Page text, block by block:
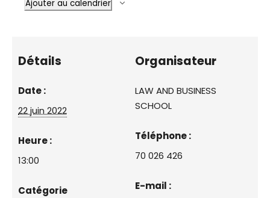
Ajouter au calendrier
Détails
Date :
22 juin 2022
Heure :
13:00
Catégorie
Organisateur
LAW AND BUSINESS
SCHOOL
Téléphone :
70 026 426
E-mail :